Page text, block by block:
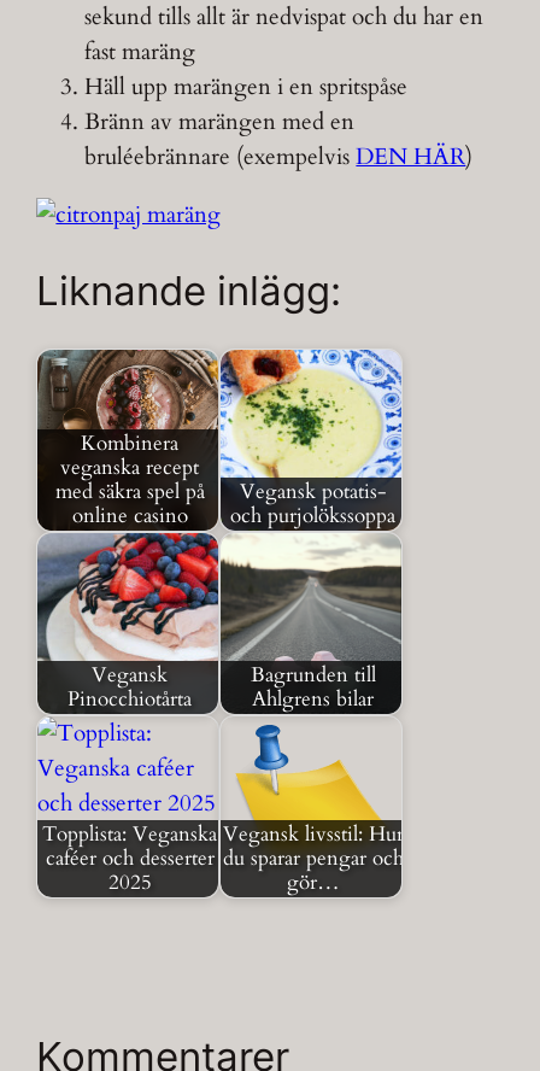
sekund tills allt är nedvispat och du har en
fast maräng
Häll upp marängen i en spritspåse
Bränn av marängen med en
bruléebrännare (exempelvisDEN HÄR)
Liknande inlägg:
Kombinera
veganska recept
med säkra spel på
online casino
Vegansk potatis-
och purjolökssoppa
Vegansk
Pinocchiotårta
Bagrunden till
Ahlgrens bilar
Topplista: Veganska
caféer och desserter
2025
Vegansk livsstil: Hur
du sparar pengar och
gör…
Kommentarer